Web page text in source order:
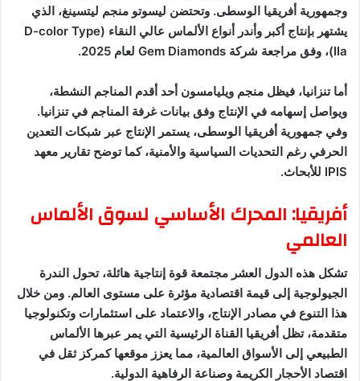
وجمهورية أفريقيا الوسطى. وتحتضن ليسوتو منجم ليتسينغ، الذي
يشتهر بإنتاج أكبر وأندر أنواع الألماس عالي النقاء (D-color Type
IIa)، وفق مراجعة شركة Gem Diamonds لعام 2025.
أما تنزانيا، فيظل منجم ويليامسون أحد أقدم المناجم النشطة،
ويواصل إسهامه في الإنتاج وفق بيانات غرفة المناجم في تنزانيا.
وفي جمهورية أفريقيا الوسطى، يستمر الإنتاج عبر شبكات التعدين
الحرفي رغم التحديات السياسية والأمنية، كما توضح تقارير معهد
IPIS للأبحاث.
أفريقيا: المحرك الأساسي لسوق الألماس
العالمي
تشكل هذه الدول العشر مجتمعة قوة إنتاجية هائلة، تحول الندرة
الجيولوجية إلى قيمة اقتصادية مؤثرة على مستوى العالم. ومن خلال
هذا التنوع في مصادر الإنتاج، والاعتماد على استثمارات وتكنولوجيا
متقدمة، تظل أفريقيا القناة الرئيسية التي يمر عبرها الألماس
الطبيعي إلى الأسواق العالمية، مما يعزز موقعها كمركز ثقل في
اقتصاد الأحجار الكريمة وصناعة الرفاهية الدولية.